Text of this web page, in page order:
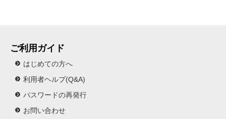
ご利用ガイド
はじめての方へ
利用者ヘルプ(Q&A)
パスワードの再発行
お問い合わせ